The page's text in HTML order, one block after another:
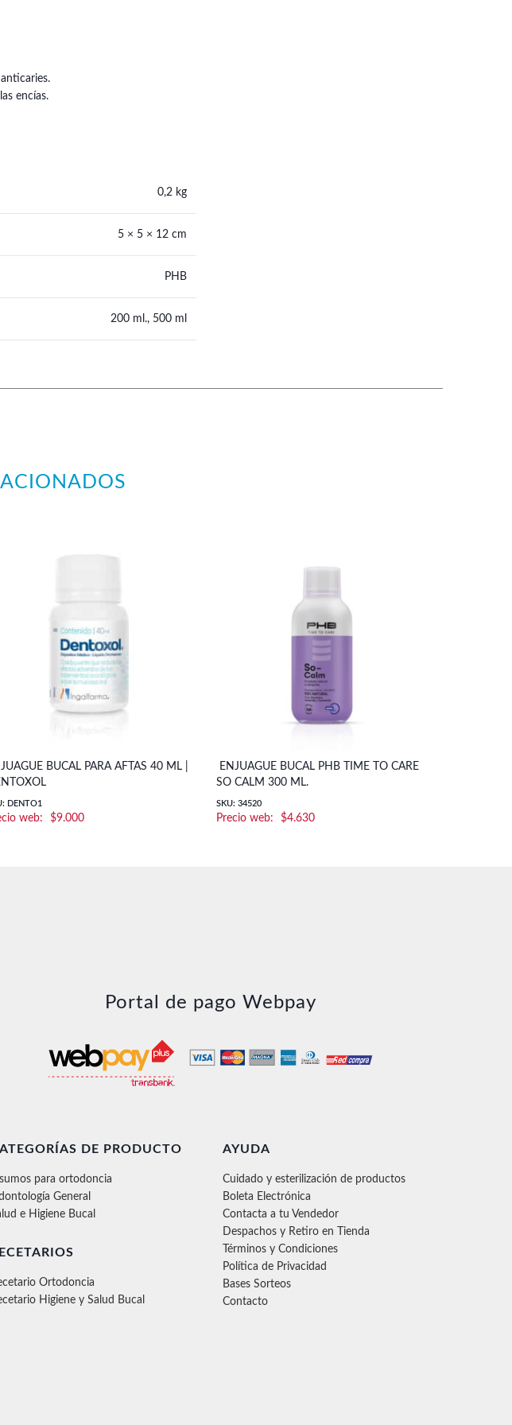
encías.
0,2 kg
5 × 5 × 12 cm
PHB
200 ml., 500 ml
BUCAL PARA AFTAS 40 ML |
DENTO1
$9.000
ENJUAGUE BUCAL PHB TIME TO CARE
SO CALM 300 ML.
SKU: 34520
$4.630
Portal de pago Webpay
DE PRODUCTO
para ortodoncia
General
e Higiene Bucal
Ortodoncia
Higiene y Salud Bucal
AYUDA
Cuidado y esterilización de productos
Boleta Electrónica
Contacta a tu Vendedor
Despachos y Retiro en Tienda
Términos y Condiciones
Política de Privacidad
Bases Sorteos
Contacto